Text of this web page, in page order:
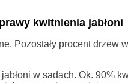
kwitnienia jabłoni
Pozostały procent drzew
w sadach. Ok. 90%